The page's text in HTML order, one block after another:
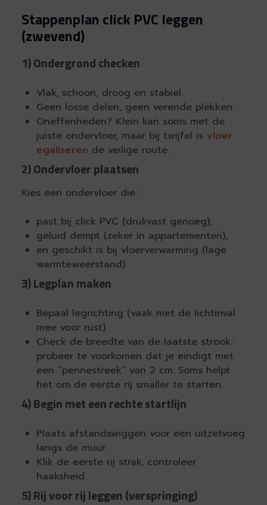
Stappenplan click PVC leggen
(zwevend)
1) Ondergrond checken
Vlak, schoon, droog en stabiel.
Geen losse delen, geen verende plekken.
Oneffenheden? Klein kan soms met de
juiste ondervloer, maar bij twijfel is vloer
egaliseren de veilige route.
2) Ondervloer plaatsen
Kies een ondervloer die:
past bij click PVC (drukvast genoeg),
geluid dempt (zeker in appartementen),
en geschikt is bij vloerverwarming (lage
warmteweerstand).
3) Legplan maken
Bepaal legrichting (vaak met de lichtinval
mee voor rust).
Check de breedte van de laatste strook:
probeer te voorkomen dat je eindigt met
een “pennestreek” van 2 cm. Soms helpt
het om de eerste rij smaller te starten.
4) Begin met een rechte startlijn
Plaats afstandswiggen voor een uitzetvoeg
langs de muur.
Klik de eerste rij strak, controleer
haaksheid.
5) Rij voor rij leggen (verspringing)